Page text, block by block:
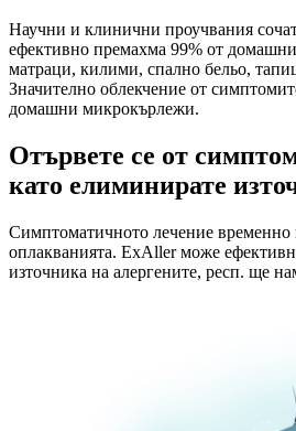
Научни и клинични проучвания
ефективно премахма 99% от
матраци, килими, спално бельо,
Значително облекчение от
домашни микрокърлежи.
Отървете се от
като елиминирате
Симптоматичното лечение временно
оплакванията. ExAller може
източника на алергените, респ. ще